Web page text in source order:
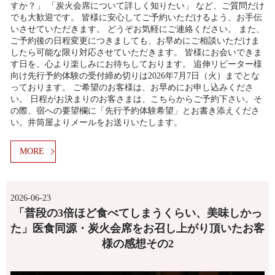
すか？」 「炭火会席について詳しく知りたい」 など、ご質問だけ
でも大歓迎です。 皆様に安心してご予約いただけるよう、お手伝
いさせていただきます。 どうぞお気軽にご連絡ください。 また、
ご予約後の日程変更につきましても、お早めにご相談いただけま
したら可能な限り対応させていただきます。 皆様にお会いできま
す日を、心より楽しみにお待ちしております。 追伸リピーター様
向け先行予約体験の受付締め切りは2026年7月7日（火）までとな
っております。 ご希望のお客様は、お早めにお申し込みくださ
い。 日程がお決まりのお客さまは、こちらからご予約下さい。そ
の際、宿への要望欄に「先行予約体験希望」とお書き添えくださ
い。井筒屋よりメールをお送りいたします。
MORE
2026-06-23
「普段の3倍ほど食べてしまうくらい、美味しかっ
た」医食同源・炭火会席をお召し上がり頂いたお客
様の感想その2